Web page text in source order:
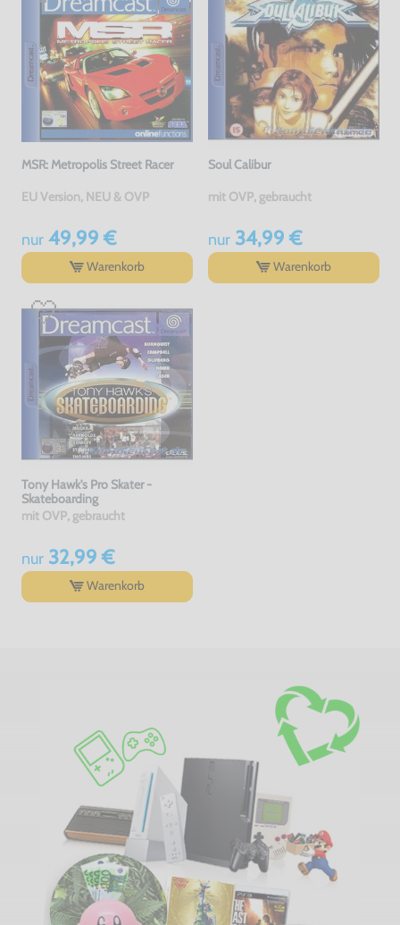
MSR: Metropolis Street Racer
EU Version, NEU & OVP
nur49,99 €
Warenkorb
Soul Calibur
mit OVP, gebraucht
nur34,99 €
Warenkorb
Tony Hawk's Pro Skater -
Skateboarding
mit OVP, gebraucht
nur32,99 €
Warenkorb